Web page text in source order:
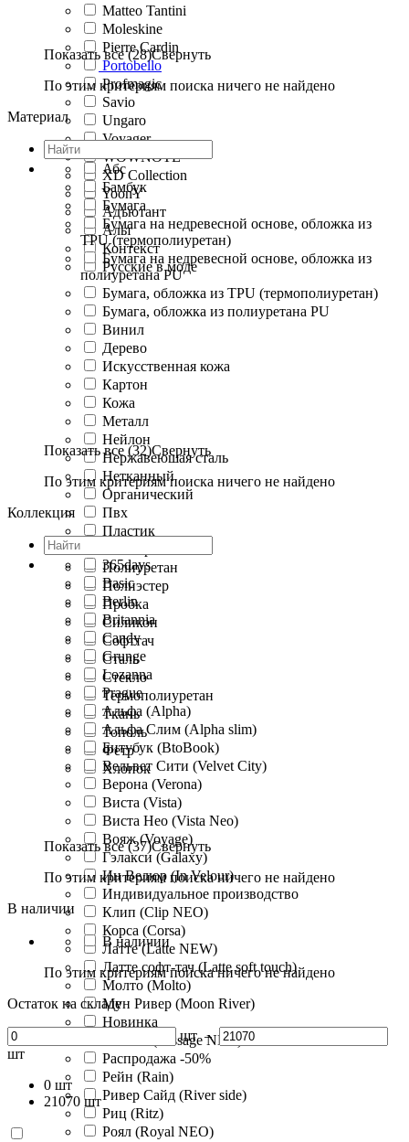
Matteo Tantini
Moleskine
Pierre Cardin
Portobello
Profmagic
Savio
Ungaro
Voyager
WOWNOTE
XD Collection
YoonY
Адъютант
Альт
Контекст
Русские в моде
Показать все (28)Свернуть
По этим критериям поиска ничего не найдено
Материал
Абс
Бамбук
Бумага
Бумага на недревесной основе, обложка из
TPU (термополиуретан)
Бумага на недревесной основе, обложка из
полиуретана PU
Бумага, обложка из TPU (термополиуретан)
Бумага, обложка из полиуретана PU
Винил
Дерево
Искусственная кожа
Картон
Кожа
Металл
Нейлон
Нержавеюшая сталь
Нетканный
Органический
Пвх
Пластик
Полиуретан
Полиэстер
Пробка
Силикон
Софттач
Сталь
Стекло
Термополиуретан
Ткань
Тополь
Фетр
Хлопок
Показать все (32)Свернуть
По этим критериям поиска ничего не найдено
Коллекция
365days
Basic
Berlin
Britannia
Candy
Grunge
Lozanna
Prague
Альфа (Alpha)
Альфа Слим (Alpha slim)
Битубук (BtoBook)
Вельвет Сити (Velvet City)
Верона (Verona)
Виста (Vista)
Виста Нео (Vista Neo)
Вояж (Voyage)
Гэлакси (Galaxy)
Ин Велюр (In Velour)
Индивидуальное производство
Клип (Clip NEO)
Корса (Corsa)
Латте (Latte NEW)
Латте софт-тач (Latte soft touch)
Молто (Molto)
Мун Ривер (Moon River)
Новинка
Пассаж (Passage NEO)
Распродажа -50%
Рейн (Rain)
Ривер Сайд (River side)
Риц (Ritz)
Роял (Royal NEO)
Показать все (37)Свернуть
По этим критериям поиска ничего не найдено
В наличии
В наличии
По этим критериям поиска ничего не найдено
Остаток на складе
шт –
шт
0 шт
21070 шт